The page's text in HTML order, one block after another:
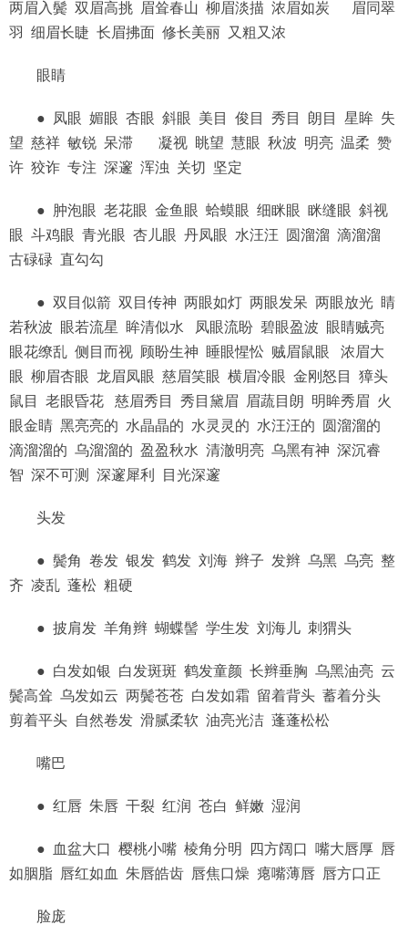
两眉入鬓 双眉高挑 眉耸春山 柳眉淡描 浓眉如炭 眉同翠
羽 细眉长睫 长眉拂面 修长美丽 又粗又浓
眼睛
● 凤眼 媚眼 杏眼 斜眼 美目 俊目 秀目 朗目 星眸 失
望 慈祥 敏锐 呆滞 凝视 眺望 慧眼 秋波 明亮 温柔 赞
许 狡诈 专注 深邃 浑浊 关切 坚定
● 肿泡眼 老花眼 金鱼眼 蛤蟆眼 细眯眼 眯缝眼 斜视
眼 斗鸡眼 青光眼 杏儿眼 丹凤眼 水汪汪 圆溜溜 滴溜溜
古碌碌 直勾勾
● 双目似箭 双目传神 两眼如灯 两眼发呆 两眼放光 睛
若秋波 眼若流星 眸清似水 凤眼流盼 碧眼盈波 眼睛贼亮
眼花缭乱 侧目而视 顾盼生神 睡眼惺忪 贼眉鼠眼 浓眉大
眼 柳眉杏眼 龙眉凤眼 慈眉笑眼 横眉冷眼 金刚怒目 獐头
鼠目 老眼昏花 慈眉秀目 秀目黛眉 眉蔬目朗 明眸秀眉 火
眼金睛 黑亮亮的 水晶晶的 水灵灵的 水汪汪的 圆溜溜的
滴溜溜的 乌溜溜的 盈盈秋水 清澈明亮 乌黑有神 深沉睿
智 深不可测 深邃犀利 目光深邃
头发
● 鬓角 卷发 银发 鹤发 刘海 辫子 发辫 乌黑 乌亮 整
齐 凌乱 蓬松 粗硬
● 披肩发 羊角辫 蝴蝶髻 学生发 刘海儿 刺猬头
● 白发如银 白发斑斑 鹤发童颜 长辫垂胸 乌黑油亮 云
鬓高耸 乌发如云 两鬓苍苍 白发如霜 留着背头 蓄着分头
剪着平头 自然卷发 滑腻柔软 油亮光洁 蓬蓬松松
嘴巴
● 红唇 朱唇 干裂 红润 苍白 鲜嫩 湿润
● 血盆大口 樱桃小嘴 棱角分明 四方阔口 嘴大唇厚 唇
如胭脂 唇红如血 朱唇皓齿 唇焦口燥 瘪嘴薄唇 唇方口正
脸庞